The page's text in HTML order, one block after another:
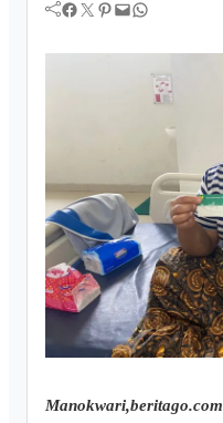
Facebook Twitter Pinterest Mail WhatsApp
Manokwari,beritago.com